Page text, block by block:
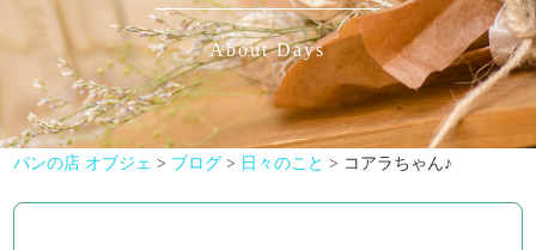
About Days
パンの店 オブジェ > ブログ > 日々のこと > コアラちゃん♪